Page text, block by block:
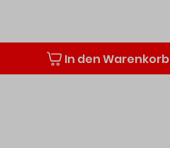
In den Warenkorb